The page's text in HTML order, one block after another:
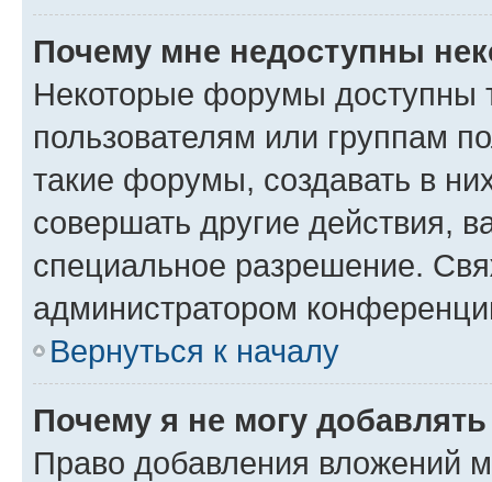
Почему мне недоступны
Некоторые форумы доступны
пользователям или группам
такие форумы, создавать в
совершать другие действия,
специальное разрешение.
администратором
Вернуться к началу
Почему я не могу
Право добавления вложений